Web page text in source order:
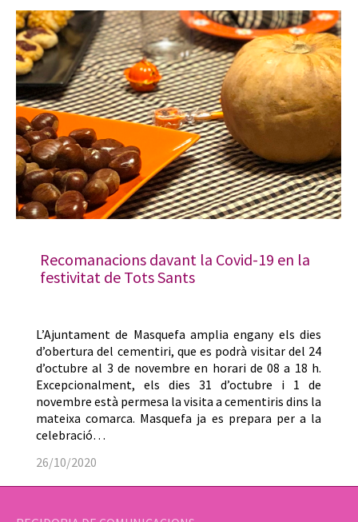
Recomanacions davant la Covid-19 en la
festivitat de Tots Sants
L’Ajuntament de Masquefa amplia engany els dies
d’obertura del cementiri, que es podrà visitar del 24
d’octubre al 3 de novembre en horari de 08 a 18 h.
Excepcionalment, els dies 31 d’octubre i 1 de
novembre està permesa la visita a cementiris dins la
mateixa comarca. Masquefa ja es prepara per a la
celebració…
26/10/2020